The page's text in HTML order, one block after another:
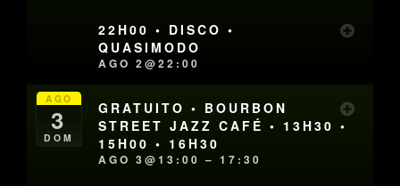
22H00 • DISCO •
QUASIMODO
AGO 2@22:00
AGO
3
DOM
GRATUITO • BOURBON
STREET JAZZ CAFÉ • 13H30 •
15H00 • 16H30
AGO 3@13:00 – 17:30